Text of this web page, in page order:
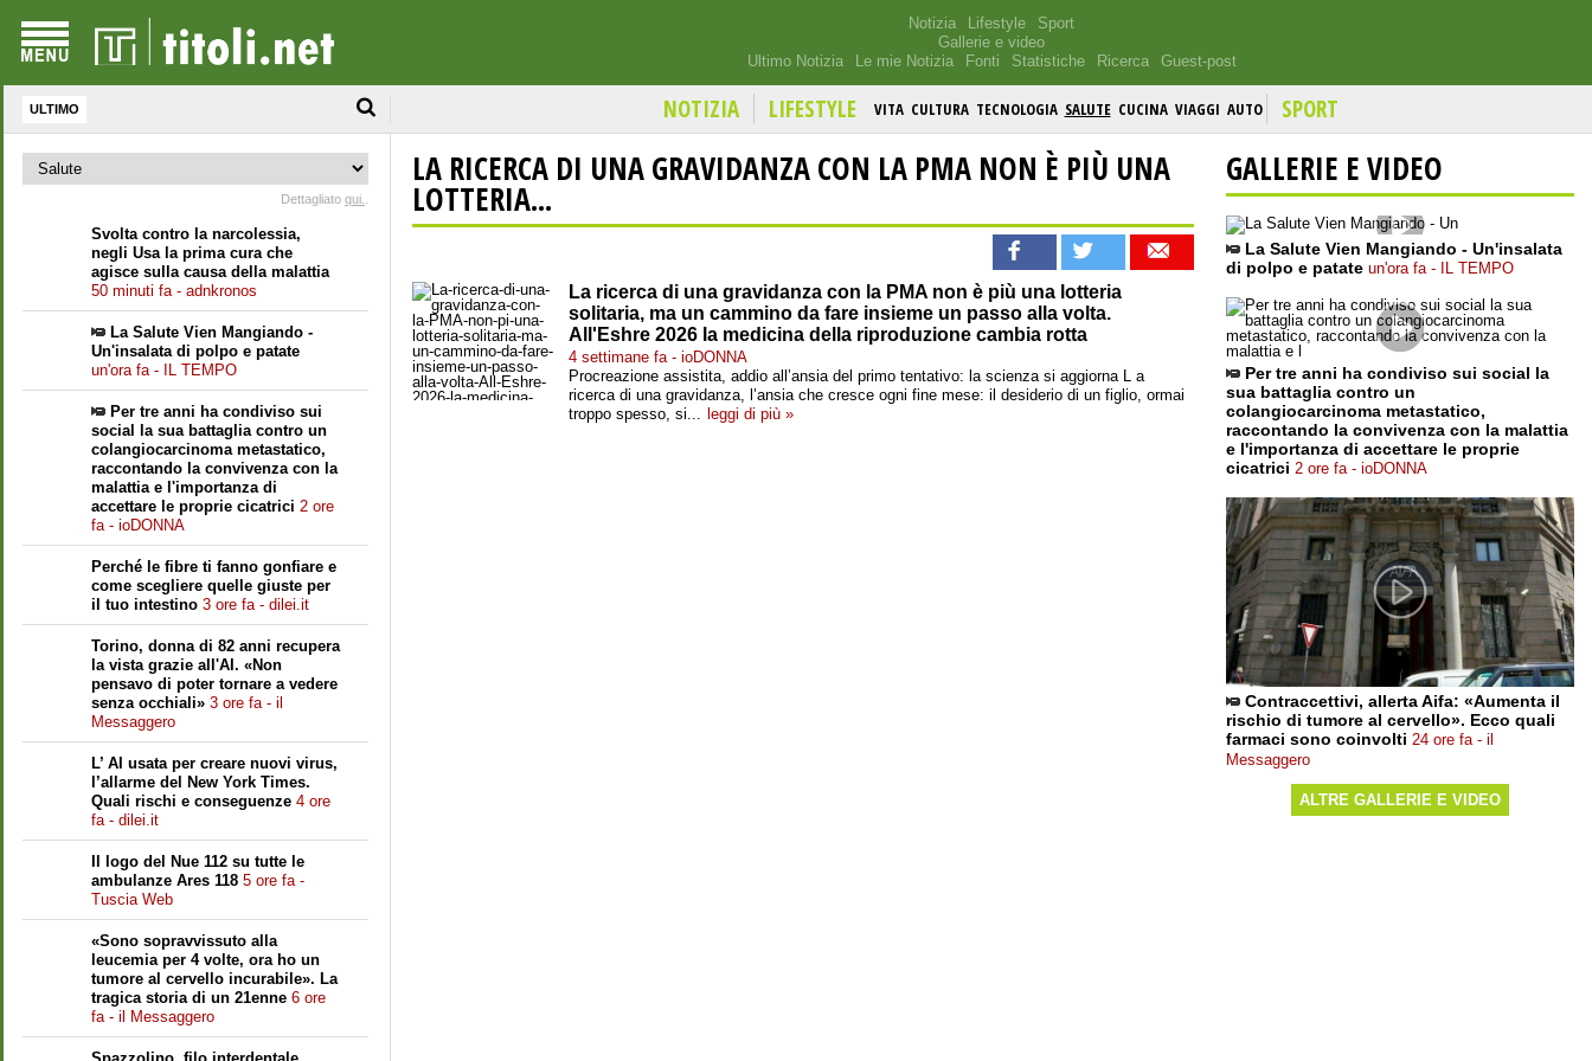
Notizia Lifestyle
Sport
Gallerie e video
Ultimo Notizia
Le mie Notizia Fonti Statistiche Ricerca Guest-post
ULTIMO NOTIZIA LIFESTYLE VITA CULTURA TECNOLOGIA SALUTE CUCINA VIAGGI AUTO SPORT
Dettagliato qui.
Svolta contro la narcolessia,
negli Usa la prima cura che
agisce sulla causa della malattia
50 minuti fa - adnkronos
La Salute Vien Mangiando -
Un'insalata di polpo e patate
un'ora fa - IL TEMPO
Per tre anni ha condiviso sui
social la sua battaglia contro un
colangiocarcinoma metastatico,
raccontando la convivenza con la
malattia e l'importanza di
accettare le proprie cicatrici 2 ore
fa - ioDONNA
Perché le fibre ti fanno gonfiare e
come scegliere quelle giuste per
il tuo intestino 3 ore fa - dilei.it
Torino, donna di 82 anni recupera
la vista grazie all'AI. «Non
pensavo di poter tornare a vedere
senza occhiali» 3 ore fa - il
Messaggero
L’ AI usata per creare nuovi virus,
l’allarme del New York Times.
Quali rischi e conseguenze 4 ore
fa - dilei.it
Il logo del Nue 112 su tutte le
ambulanze Ares 118 5 ore fa -
Tuscia Web
«Sono sopravvissuto alla
leucemia per 4 volte, ora ho un
tumore al cervello incurabile». La
tragica storia di un 21enne 6 ore
fa - il Messaggero
LA RICERCA DI UNA GRAVIDANZA CON LA PMA NON È PIÙ UNA
LOTTERIA...
La ricerca di una gravidanza con la PMA non è più una lotteria
solitaria, ma un cammino da fare insieme un passo alla volta.
All'Eshre 2026 la medicina della riproduzione cambia rotta
4 settimane fa - ioDONNA
Procreazione assistita, addio all’ansia del primo tentativo: la scienza si aggiorna L a
ricerca di una gravidanza, l’ansia che cresce ogni fine mese: il desiderio di un figlio, ormai
troppo spesso, si... leggi di più »
GALLERIE E VIDEO
La Salute Vien Mangiando - Un'insalata
di polpo e patate un'ora fa - IL TEMPO
Per tre anni ha condiviso sui social la
sua battaglia contro un
colangiocarcinoma metastatico,
raccontando la convivenza con la malattia
e l'importanza di accettare le proprie
cicatrici 2 ore fa - ioDONNA
Contraccettivi, allerta Aifa: «Aumenta il
rischio di tumore al cervello». Ecco quali
farmaci sono coinvolti 24 ore fa - il
Messaggero
ALTRE GALLERIE E VIDEO